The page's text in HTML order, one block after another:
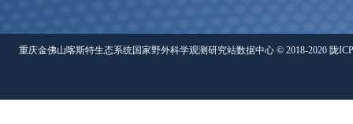
重庆金佛山喀斯特生态系统国家野外科学观测研究站数据中心 © 2018-2020 陇ICP